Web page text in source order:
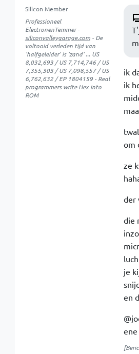
Silicon Member
Professioneel
ElectronenTemmer -
siliconvalleygarage.com- De
voltooid verleden tijd van
'halfgeleider' is 'zand' ... US
8,032,693 / US 7,714,746 / US
7,355,303 / US 7,098,557 / US
6,762,632 / EP 1804159 - Real
programmers write Hex into
ROM
ik
ik
om
ze
der
die
je
en